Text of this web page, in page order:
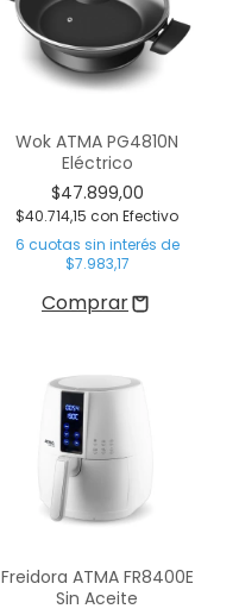
Wok ATMA PG4810N
Eléctrico
$47.899,00
$40.714,15 con Efectivo
6 cuotas sin interés de
$7.983,17
Freidora ATMA FR8400E
Sin Aceite